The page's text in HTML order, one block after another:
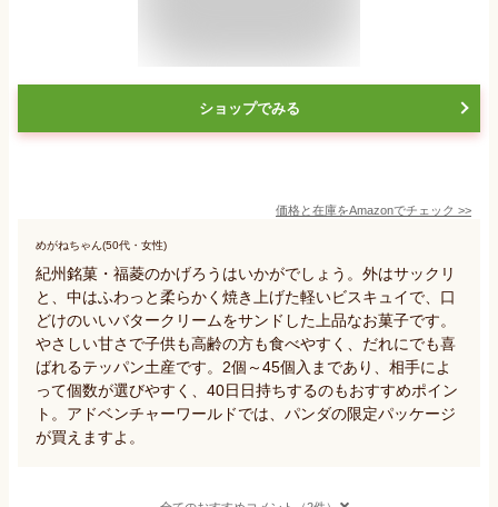
ショップでみる
価格と在庫をAmazonでチェック >>
めがねちゃん(50代・女性)
紀州銘菓・福菱のかげろうはいかがでしょう。外はサックリ
と、中はふわっと柔らかく焼き上げた軽いビスキュイで、口
どけのいいバタークリームをサンドした上品なお菓子です。
やさしい甘さで子供も高齢の方も食べやすく、だれにでも喜
ばれるテッパン土産です。2個～45個入まであり、相手によ
って個数が選びやすく、40日日持ちするのもおすすめポイン
ト。アドベンチャーワールドでは、パンダの限定パッケージ
が買えますよ。